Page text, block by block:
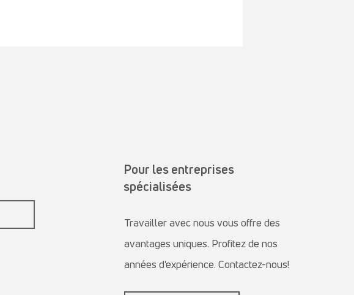
Pour les entreprises
spécialisées
Travailler avec nous vous offre des
avantages uniques. Profitez de nos
années d'expérience. Contactez-nous!